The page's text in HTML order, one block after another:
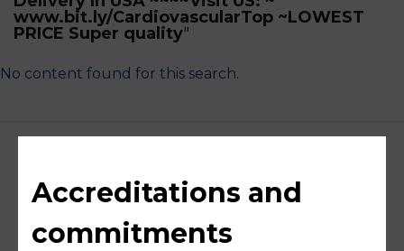
www.bit.ly/CardiovascularTop ~LOWEST
PRICE Super quality"
No content found for this search.
Accreditations and
commitments